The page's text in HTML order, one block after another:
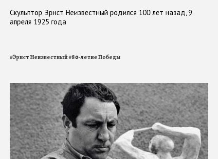
Скульптор Эрнст Неизвестный родился 100 лет назад, 9
апреля 1925 года
#Эрнст Неизвестный#80-летие Победы